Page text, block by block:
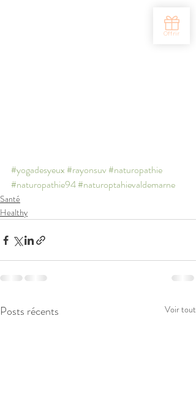
#yogadesyeux#rayonsuv#naturopathie
#naturopathie94#naturoptahievaldemarne
Santé
Healthy
Posts récents Voir tout